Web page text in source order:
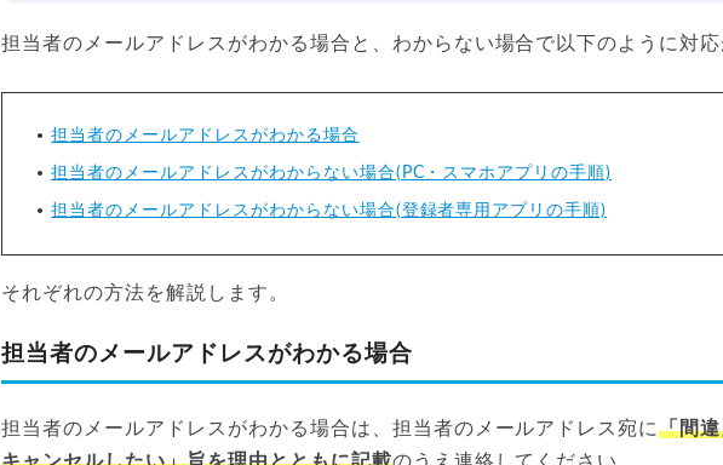
担当者のメールアドレスがわかる場合と、わからない場合で以下のように対
担当者のメールアドレスがわかる場合
担当者のメールアドレスがわからない場合(PC・スマホアプリの手順)
担当者のメールアドレスがわからない場合(登録者専用アプリの手順)
それぞれの方法を解説します。
担当者のメールアドレスがわかる場合
担当者のメールアドレスがわかる場合は、担当者のメールアドレス宛に「間